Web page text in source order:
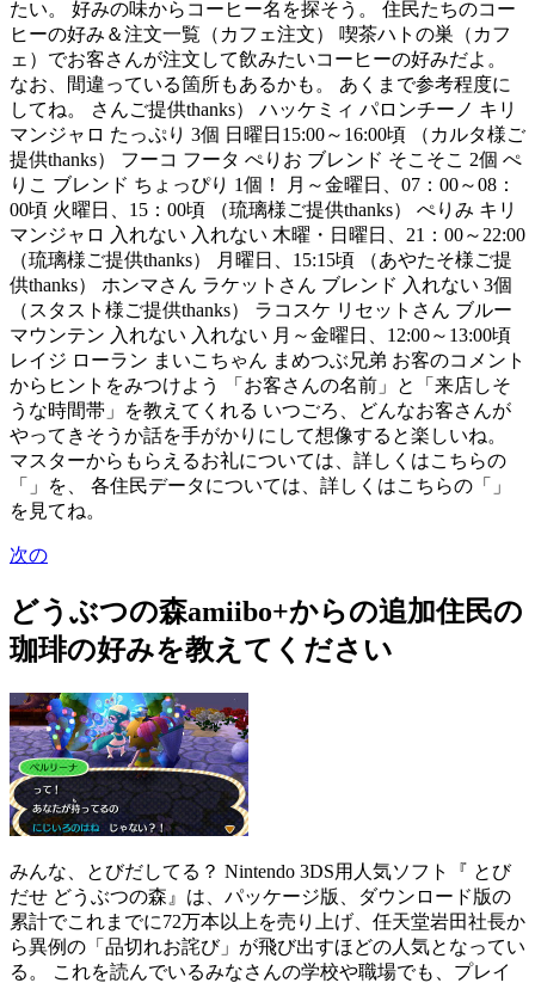
たい。 好みの味からコーヒー名を探そう。 住民たちのコー
ヒーの好み＆注文一覧（カフェ注文） 喫茶ハトの巣（カフ
ェ）でお客さんが注文して飲みたいコーヒーの好みだよ。
なお、間違っている箇所もあるかも。 あくまで参考程度に
してね。 さんご提供thanks） ハッケミィ パロンチーノ キリ
マンジャロ たっぷり 3個 日曜日15:00～16:00頃 （カルタ様ご
提供thanks） フーコ フータ ぺりお ブレンド そこそこ 2個 ぺ
りこ ブレンド ちょっぴり 1個！ 月～金曜日、07：00～08：
00頃 火曜日、15：00頃 （琉璃様ご提供thanks） ぺりみ キリ
マンジャロ 入れない 入れない 木曜・日曜日、21：00～22:00
（琉璃様ご提供thanks） 月曜日、15:15頃 （あやたそ様ご提
供thanks） ホンマさん ラケットさん ブレンド 入れない 3個
（スタスト様ご提供thanks） ラコスケ リセットさん ブルー
マウンテン 入れない 入れない 月～金曜日、12:00～13:00頃
レイジ ローラン まいこちゃん まめつぶ兄弟 お客のコメント
からヒントをみつけよう 「お客さんの名前」と「来店しそ
うな時間帯」を教えてくれる いつごろ、どんなお客さんが
やってきそうか話を手がかりにして想像すると楽しいね。
マスターからもらえるお礼については、詳しくはこちらの
「」を、 各住民データについては、詳しくはこちらの「」
を見てね。
次の
どうぶつの森amiibo+からの追加住民の
珈琲の好みを教えてください
みんな、とびだしてる？ Nintendo 3DS用人気ソフト『 とび
だせ どうぶつの森』は、パッケージ版、ダウンロード版の
累計でこれまでに72万本以上を売り上げ、任天堂岩田社長か
ら異例の「品切れお詫び」が飛び出すほどの人気となってい
る。 これを読んでいるみなさんの学校や職場でも、プレイ